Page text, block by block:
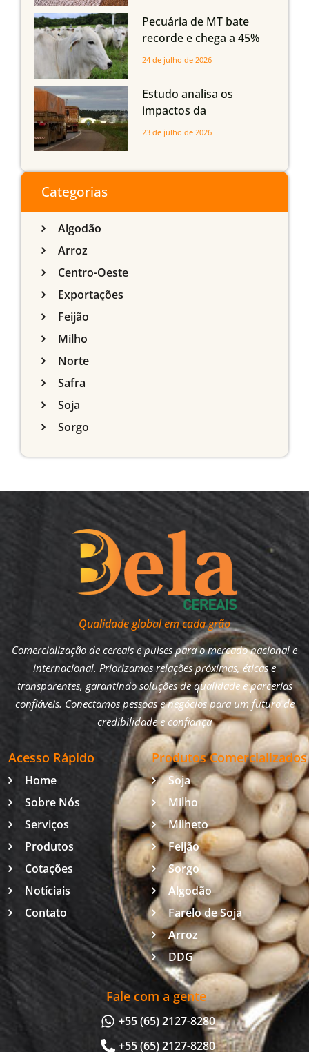
Maranhão
Pecuária de MT bate
recorde e chega a 45%
dos bovinos abatidos
24 de julho de 2026
Estudo analisa os
impactos da
infraestrutura logística
do Sul
23 de julho de 2026
Categorias
Algodão
Arroz
Centro-Oeste
Exportações
Feijão
Milho
Norte
Safra
Soja
Sorgo
Qualidade global em cada grão
Comercialização de cereais e pulses para o mercado nacional e
internacional. Priorizamos relações próximas, éticas e
transparentes, garantindo soluções de qualidade e parcerias
confiáveis. Conectamos pessoas e negócios para um futuro de
credibilidade e confiança
Acesso Rápido
Home
Sobre Nós
Serviços
Produtos
Cotações
Notíciais
Contato
Produtos Comercializados
Soja
Milho
Milheto
Feijão
Sorgo
Algodão
Farelo de Soja
Arroz
DDG
Fale com a gente
+55 (65) 2127-8280
+55 (65) 2127-8280